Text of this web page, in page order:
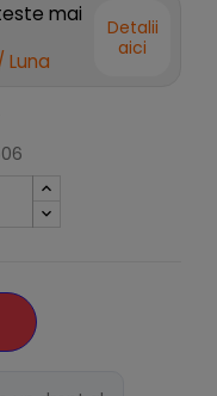
mai
Luna
Detalii
aici